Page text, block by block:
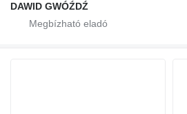
DAWID GWÓŹDŹ